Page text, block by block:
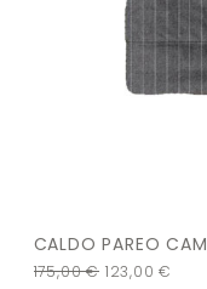
CALDO PAREO
175,00€ 123,00€